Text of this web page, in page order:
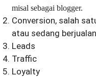
misal sebagai blogger.
Conversion, salah
atau sedang
Leads
Traffic
Loyalty